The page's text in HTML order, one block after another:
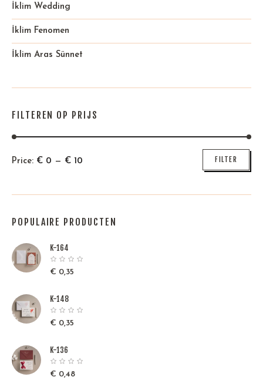
İklim Wedding
İklim Fenomen
İklim Aras Sünnet
FILTEREN OP PRIJS
Min
Max
FILTER
Price: € 0 — € 10
POPULAIRE PRODUCTEN
K-164
€ 0,35
K-148
€ 0,35
K-136
€ 0,48